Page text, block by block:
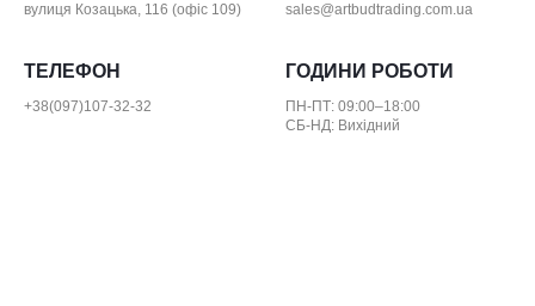
вулиця Козацька, 116 (офіс 109) sales@artbudtrading.com.ua
ТЕЛЕФОН
+38(097)107-32-32
ГОДИНИ РОБОТИ
ПН-ПТ: 09:00–18:00
СБ-НД: Вихідний